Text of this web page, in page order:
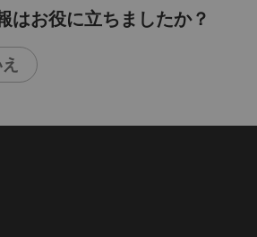
はお役に立ちましたか？